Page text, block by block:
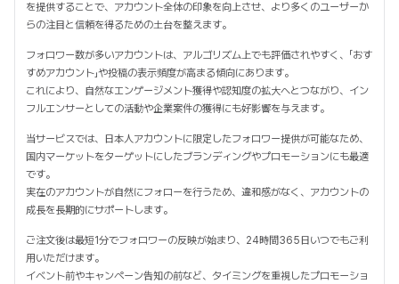
を提供することで、アカウント全体の印象を向上させ、より多くのユーザーか
らの注目と信頼を得るための土台を整えます。
フォロワー数が多いアカウントは、アルゴリズム上でも評価されやすく、「おす
すめアカウント」や投稿の表示頻度が高まる傾向にあります。
これにより、自然なエンゲージメント獲得や認知度の拡大へとつながり、イン
フルエンサーとしての活動や企業案件の獲得にも好影響を与えます。
当サービスでは、日本人アカウントに限定したフォロワー提供が可能なため、
国内マーケットをターゲットにしたブランディングやプロモーションにも最適
です。
実在のアカウントが自然にフォローを行うため、違和感がなく、アカウントの
成長を長期的にサポートします。
ご注文後は最短1分でフォロワーの反映が始まり、24時間365日いつでもご利
用いただけます。
イベント前やキャンペーン告知の前など、タイミングを重視したプロモーショ